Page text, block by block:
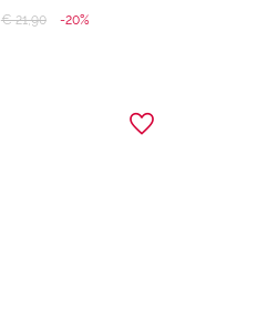
Price reduced from
€ 21,90to -20%